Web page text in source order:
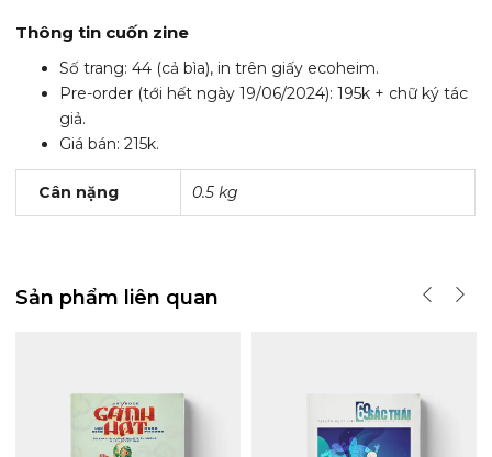
Thông tin cuốn zine
Số trang: 44 (cả bìa), in trên giấy ecoheim.
Pre-order (tới hết ngày 19/06/2024): 195k + chữ ký tác
giả.
Giá bán: 215k.
Cân nặng 0.5 kg
Sản phẩm liên quan